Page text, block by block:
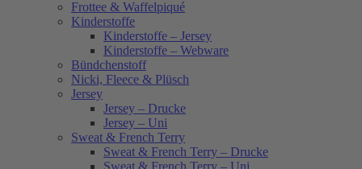
Frottee & Waffelpiqué
Kinderstoffe
Kinderstoffe – Jersey
Kinderstoffe – Webware
Bündchenstoff
Nicki, Fleece & Plüsch
Jersey
Jersey – Drucke
Jersey – Uni
Sweat & French Terry
Sweat & French Terry – Drucke